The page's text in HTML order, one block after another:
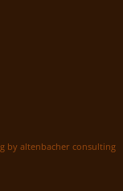
by altenbacher consulting